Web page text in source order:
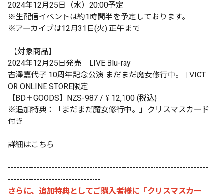
2024年12月25日（水）20:00予定
※生配信イベントは約1時間半を予定しております。
※アーカイブは12月31日(火) 正午まで
【対象商品】
2024年12月25日発売 LIVE Blu-ray
吉澤嘉代子 10周年記念公演 まだまだ魔女修行中。 | VICT
OR ONLINE STORE限定
【BD＋GOODS】NZS-987 / ¥ 12,100 (税込)
※追加特典：「まだまだ魔女修行中。」クリスマスカード
付き
詳細は こちら
---------------------------------------------------------------------
--------------------------------
さらに、追加特典としてご購入者様に「クリスマスカー